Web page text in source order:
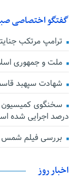
گفتگو اختصاصی
ترامپ مرتکب
ملت و جمهوری
شهادت سپهبد
درصد اجرایی شده
بررسی فیلم
اخبار روز